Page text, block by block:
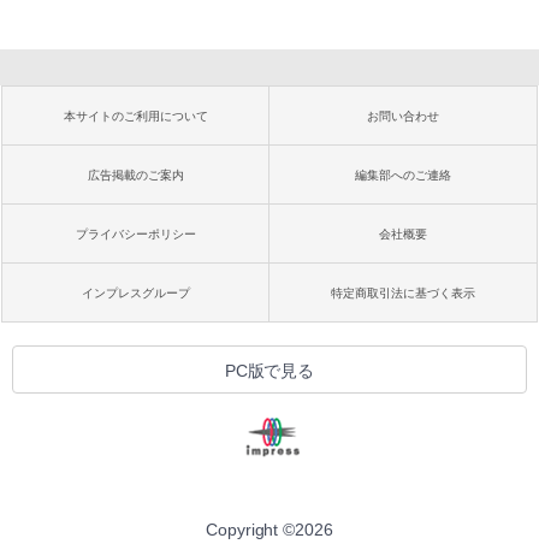
本サイトのご利用について お問い合わせ
広告掲載のご案内 編集部へのご連絡
プライバシーポリシー 会社概要
インプレスグループ 特定商取引法に基づく表示
PC版で見る
Copyright ©2026